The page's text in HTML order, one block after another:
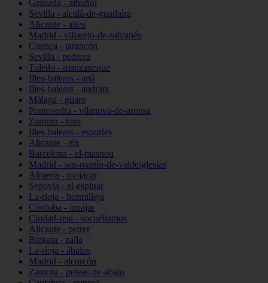
Granada - albuñol
Sevilla - alcalá-de-guadaíra
Alicante - altea
Madrid - villarejo-de-salvanés
Cuenca - tarancón
Sevilla - pedrera
Toledo - manzaneque
Illes-balears - artà
Illes-balears - andratx
Málaga - guaro
Pontevedra - vilanova-de-arousa
Zamora - toro
Illes-balears - esporles
Alicante - elx
Barcelona - el-masnou
Madrid - san-martín-de-valdeiglesias
Almería - mojácar
Segovia - el-espinar
La-rioja - hormilleja
Córdoba - iznájar
Ciudad-real - socuéllamos
Alicante - petrer
Bizkaia - zalla
La-rioja - ábalos
Madrid - alcorcón
Zamora - peleas-de-abajo